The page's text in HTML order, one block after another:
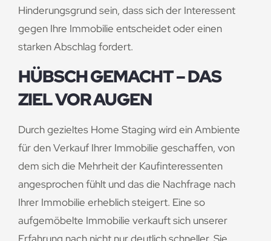
Hinderungsgrund sein, dass sich der Interessent
gegen Ihre Immobilie entscheidet oder einen
starken Abschlag fordert.
HÜBSCH GEMACHT – DAS
ZIEL VOR AUGEN
Durch gezieltes Home Staging wird ein Ambiente
für den Verkauf Ihrer Immobilie geschaffen, von
dem sich die Mehrheit der Kaufinteressenten
angesprochen fühlt und das die Nachfrage nach
Ihrer Immobilie erheblich steigert. Eine so
aufgemöbelte Immobilie verkauft sich unserer
Erfahrung nach nicht nur deutlich schneller, Sie